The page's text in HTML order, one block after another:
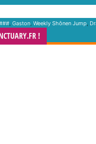
, Gaston, Weekly Shônen Jump,
!